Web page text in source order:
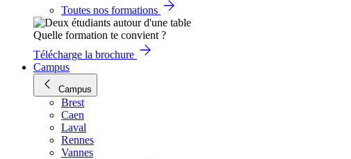
Toutes nos formations
Quelle formation te convient ?
Télécharge la brochure
Campus
Campus
Brest
Caen
Laval
Rennes
Vannes